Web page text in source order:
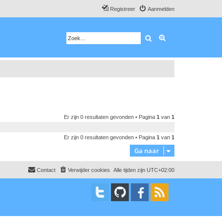
Aanmelden
Registreer
Zoek
Er zijn 0 resultaten gevonden • Pagina 1 van 1
Er zijn 0 resultaten gevonden • Pagina 1 van 1
Ga naar
Alle tijden zijn UTC+02:00
Verwijder cookies
Contact